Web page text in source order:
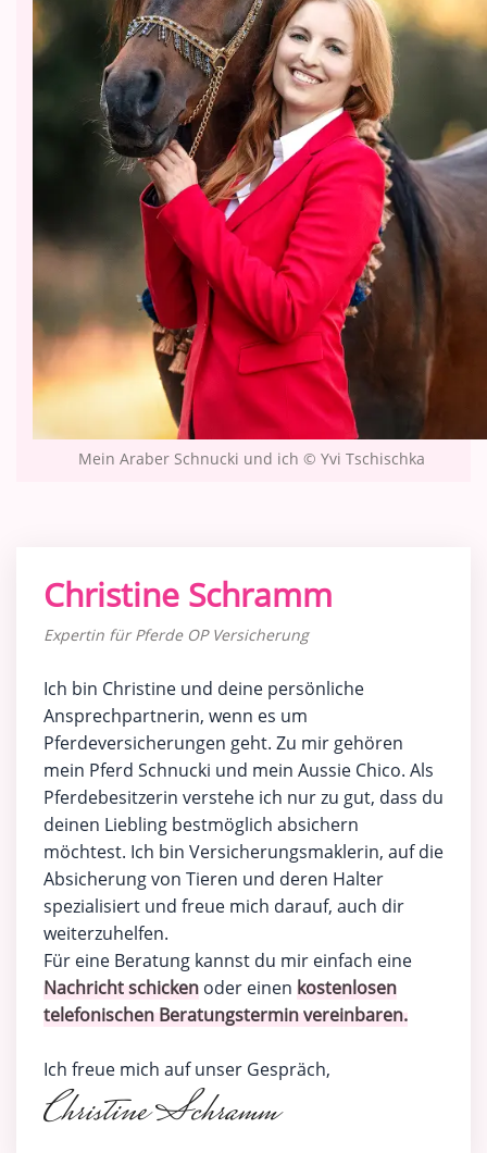
Mein Araber Schnucki und ich © Yvi Tschischka
Christine Schramm
Expertin für Pferde OP Versicherung
Ich bin Christine und deine persönliche
Ansprechpartnerin, wenn es um
Pferdeversicherungen geht. Zu mir gehören
mein Pferd Schnucki und mein Aussie Chico. Als
Pferdebesitzerin verstehe ich nur zu gut, dass du
deinen Liebling bestmöglich absichern
möchtest. Ich bin Versicherungsmaklerin, auf die
Absicherung von Tieren und deren Halter
spezialisiert und freue mich darauf, auch dir
weiterzuhelfen.
Für eine Beratung kannst du mir einfach eine
Nachricht schicken oder einen kostenlosen
telefonischen Beratungstermin vereinbaren.
Ich freue mich auf unser Gespräch,
Christine Schramm